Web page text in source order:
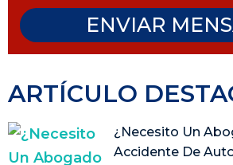
ENVIAR
ARTÍCULO
¿Necesito Un
Accidente De